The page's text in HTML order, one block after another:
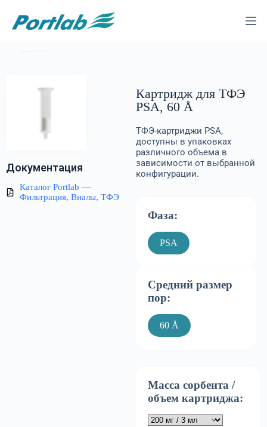
Документация
Каталог Portlab —
Фильтрация, Виалы, ТФЭ
Картридж для ТФЭ
PSA, 60 Å
ТФЭ-картриджи PSA,
доступны в упаковках
различного объема в
зависимости от выбранной
конфигурации.
Фаза:
PSA
Средний размер
пор:
60 Å
Масса сорбента /
объем картриджа: